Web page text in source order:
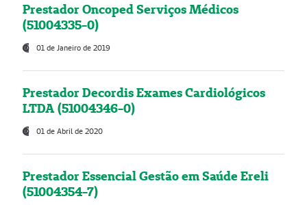
Prestador Oncoped Serviços Médicos
(51004335-0)
01 de Janeiro de 2019
Prestador Decordis Exames Cardiológicos
LTDA (51004346-0)
01 de Abril de 2020
Prestador Essencial Gestão em Saúde Ereli
(51004354-7)